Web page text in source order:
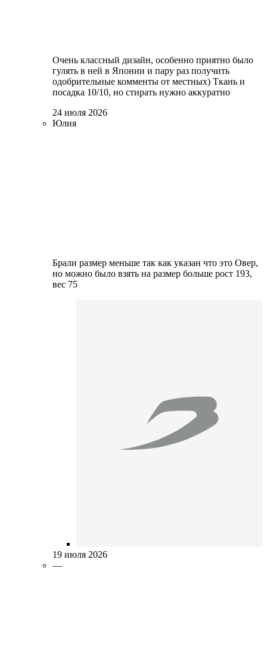
Очень классный дизайн, особенно приятно было
гулять в ней в Японии и пару раз получить
одобрительные комменты от местных) Ткань и
посадка 10/10, но стирать нужно аккуратно
24 июля 2026
Юлия
Брали размер меньше так как указан что это Овер,
но можно было взять на размер больше рост 193,
вес 75
19 июля 2026
—